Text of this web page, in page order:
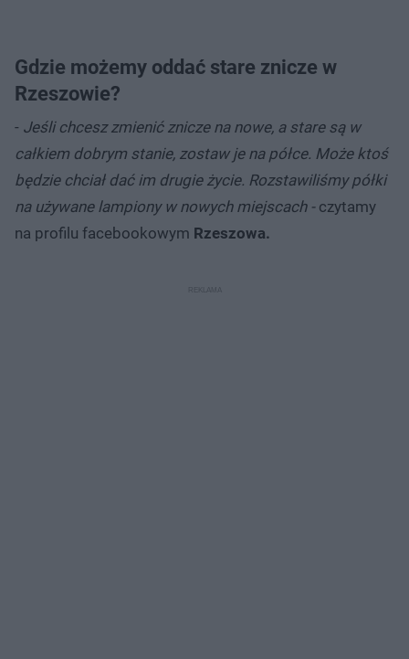
Gdzie możemy oddać stare znicze w
Rzeszowie?
- Jeśli chcesz zmienić znicze na nowe, a stare są w
całkiem dobrym stanie, zostaw je na półce. Może ktoś
będzie chciał dać im drugie życie. Rozstawiliśmy półki
na używane lampiony w nowych miejscach - czytamy
na profilu facebookowym Rzeszowa.